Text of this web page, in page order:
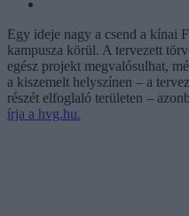
Egy ideje nagy a csend a kínai
kampusza körül. A tervezett
egész projekt megvalósulhat,
a kiszemelt helyszínen – a
részét elfoglaló területen –
írja a hvg.hu.